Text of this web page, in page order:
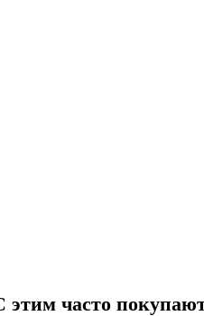
этим часто